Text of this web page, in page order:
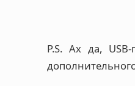
P.S. Ах да,